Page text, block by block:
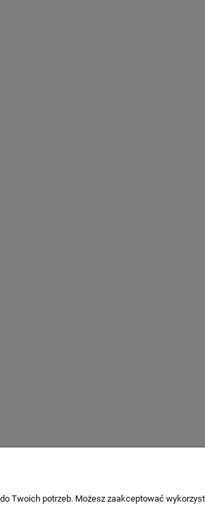
Twoich potrzeb. Możesz zaakceptować